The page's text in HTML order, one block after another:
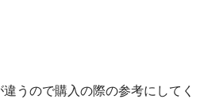
うので購入の際の参考にしてく